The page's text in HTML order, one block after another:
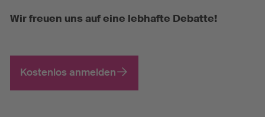
Wir freuen uns auf eine lebhafte Debatte!
Kostenlos anmelden